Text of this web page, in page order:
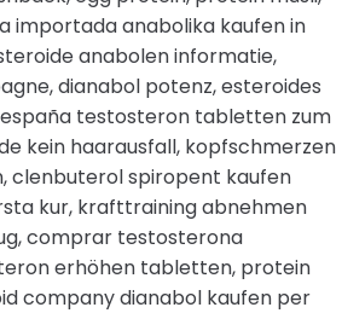
importada anabolika kaufen in
anabolen informatie,
dianabol potenz, esteroides
testosteron tabletten zum
kein haarausfall, kopfschmerzen
clenbuterol spiropent kaufen
kur, krafttraining abnehmen
comprar testosterona
erhöhen tabletten, protein
company dianabol kaufen per